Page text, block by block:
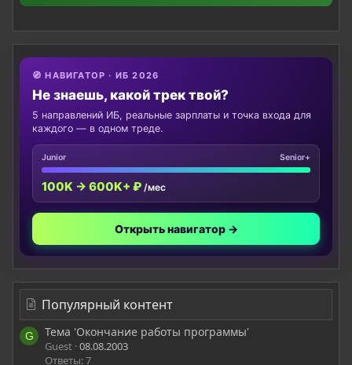
🧭 НАВИГАТОР · ИБ 2026
Не знаешь, какой трек твой?
5 направлений ИБ, реальные зарплаты и точка входа для
каждого — в одном треде.
Junior Senior+
100K → 600K+ ₽ /мес
Открыть навигатор →
Популярный контент
G Тема 'Окончание работы программы'
Guest 08.08.2003
Ответы: 7